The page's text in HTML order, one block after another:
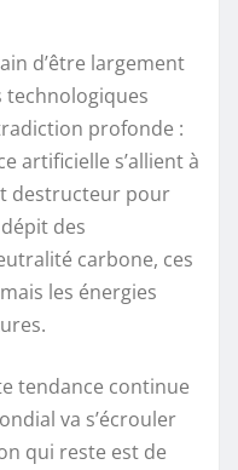
d’être largement
profonde :
artificielle s’allient à
destructeur pour
des
carbone, ces
les énergies
tendance continue
va s’écrouler
qui reste est de